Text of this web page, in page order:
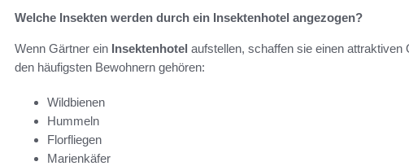
Welche Insekten werden durch ein Insektenhotel angezogen?
Wenn Gärtner ein Insektenhotel aufstellen, schaffen sie einen
den häufigsten Bewohnern gehören:
Wildbienen
Hummeln
Florfliegen
Marienkäfer